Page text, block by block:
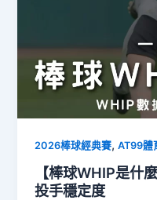
2026棒球經典賽,AT99體
【棒球WHIP是什
投手穩定度